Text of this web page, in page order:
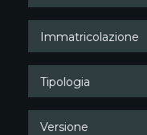
Immatricolazione
Tipologia
Versione